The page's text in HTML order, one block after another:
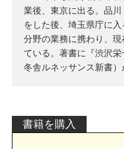
業後、東京に出る。品
をした後、埼玉県庁に
分野の業務に携わり、
ている。著書に『渋沢
冬舎ルネッサンス新書）
書籍を購入